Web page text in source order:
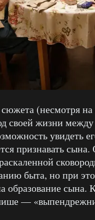
(несмотря
своей жизни
увидеть
признавать
быта, но при
образование
—